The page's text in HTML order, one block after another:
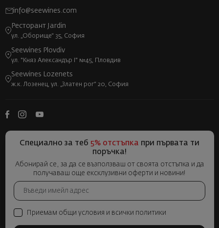
info@seewines.com
Ресторант Jardin
ул. „Оборище“ 35, София
Seewines Plovdiv
ул. "Княз Александър I" №45, Пловдив
Seewines Lozenets
ж.к. Лозенец, ул. „Златен рог“ 20, София
Специално за теб 5% отстъпка при първата ти
поръчка!
Абонирай се, за да се възползваш от своята отстъпка и да
получаваш още ексклузивни оферти и новини!
Приемам общи условия и всички политики